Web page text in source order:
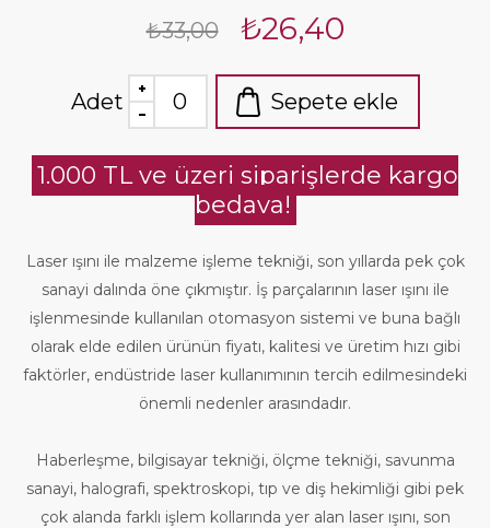
₺33,00 ₺26,40
Adet Sepete ekle
1.000 TL ve üzeri siparişlerde kargo
bedava!
Laser ışını ile malzeme işleme tekniği, son yıllarda pek çok
sanayi dalında öne çıkmıştır. İş parçalarının laser ışını ile
işlenmesinde kullanılan otomasyon sistemi ve buna bağlı
olarak elde edilen ürünün fiyatı, kalitesi ve üretim hızı gibi
faktörler, endüstride laser kullanımının tercih edilmesindeki
önemli nedenler arasındadır.
Haberleşme, bilgisayar tekniği, ölçme tekniği, savunma
sanayi, halografi, spektroskopi, tıp ve diş hekimliği gibi pek
çok alanda farklı işlem kollarında yer alan laser ışını, son